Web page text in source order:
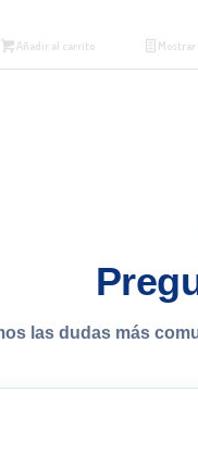
Añadir al carrito
las dudas más